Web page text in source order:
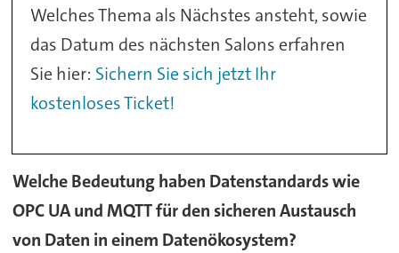
Welches Thema als Nächstes ansteht, sowie
das Datum des nächsten Salons erfahren
Sie hier: Sichern Sie sich jetzt Ihr
kostenloses Ticket!
Welche Bedeutung haben Datenstandards wie
OPC UA und MQTT für den sicheren Austausch
von Daten in einem Datenökosystem?